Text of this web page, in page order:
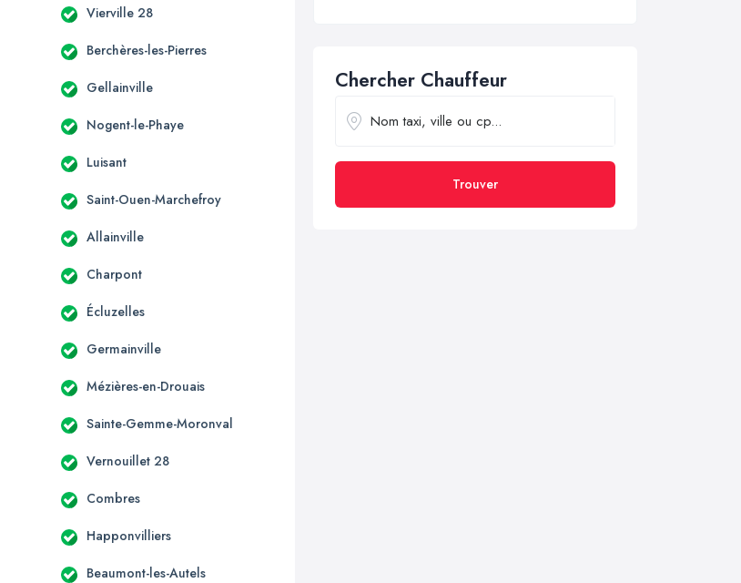
Vierville 28
Berchères-les-Pierres
Gellainville
Nogent-le-Phaye
Luisant
Saint-Ouen-Marchefroy
Allainville
Charpont
Écluzelles
Germainville
Mézières-en-Drouais
Sainte-Gemme-Moronval
Vernouillet 28
Combres
Happonvilliers
Beaumont-les-Autels
Chercher Chauffeur
Trouver